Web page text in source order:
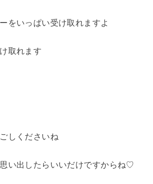
をいっぱい受け取れますよ
取れます
しくださいね
い出したらいいだけですからね♡